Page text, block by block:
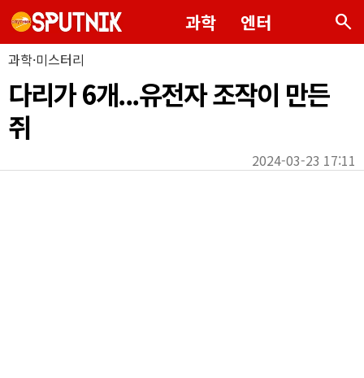
과학 엔터 search
과학·미스터리
다리가 6개...유전자 조작이 만든
쥐
2024-03-23 17:11